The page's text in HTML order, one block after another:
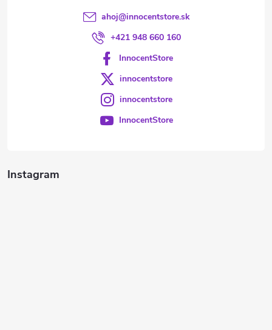
Instagram
ahoj@innocentstore.sk
+421 948 660 160
InnocentStore
innocentstore
innocentstore
InnocentStore